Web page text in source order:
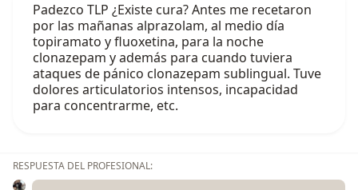
Padezco TLP ¿Existe cura? Antes me recetaron
por las mañanas alprazolam, al medio día
topiramato y fluoxetina, para la noche
clonazepam y además para cuando tuviera
ataques de pánico clonazepam sublingual. Tuve
dolores articulatorios intensos, incapacidad
para concentrarme, etc.
RESPUESTA DEL PROFESIONAL: